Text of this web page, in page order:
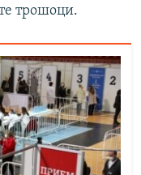
трошоци.